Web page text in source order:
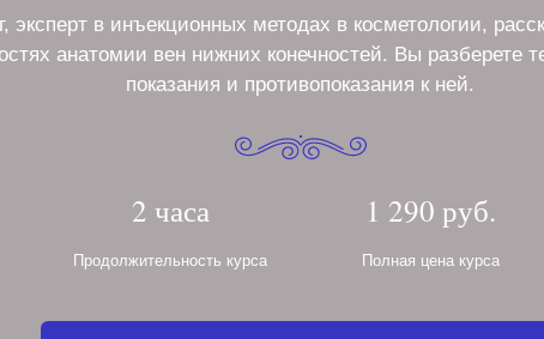
эксперт в инъекционных методах в косметологии,
анатомии вен нижних конечностей. Вы разберете
показания и противопоказания к ней.
2 часа
Продолжительность курса
1 290 руб.
Полная цена курса